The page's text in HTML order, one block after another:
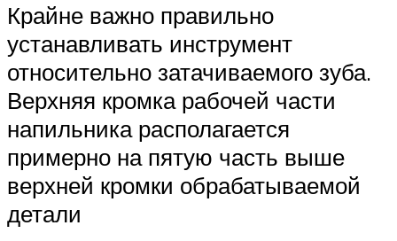
Крайне важно правильно
устанавливать инструмент
относительно затачиваемого зуба.
Верхняя кромка рабочей части
напильника располагается
примерно на пятую часть выше
верхней кромки обрабатываемой
детали